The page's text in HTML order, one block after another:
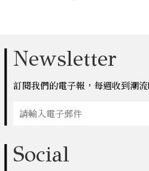
Newsletter
訂閱我們的電子報，每週收到潮
Social